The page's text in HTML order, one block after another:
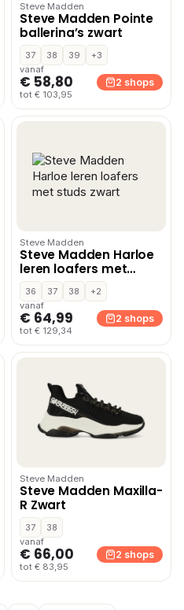
Steve Madden
Steve Madden Pointe
ballerina’s zwart
37 38 39
+3
vanaf
€ 58,80
tot € 103,95
2 shops
Steve Madden
Steve Madden Harloe
leren loafers met
studs zwart
36 37 38
+2
vanaf
€ 64,99
tot € 129,34
2 shops
Steve Madden
Steve Madden Maxilla-
R Zwart
37
38
vanaf
€ 66,00
tot € 83,95
2 shops